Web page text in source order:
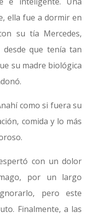
ella fue a dormir en
su tía Mercedes,
que tenía tan
su madre biológica
como si fuera su
comida y lo más
con un dolor
por un largo
pero este
Finalmente, a las